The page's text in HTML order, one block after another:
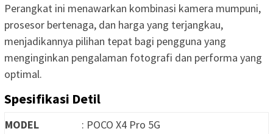
Perangkat ini menawarkan kombinasi kamera mumpuni,
prosesor bertenaga, dan harga yang terjangkau,
menjadikannya pilihan tepat bagi pengguna yang
menginginkan pengalaman fotografi dan performa yang
optimal.
Spesifikasi Detil
MODEL
: POCO X4 Pro 5G